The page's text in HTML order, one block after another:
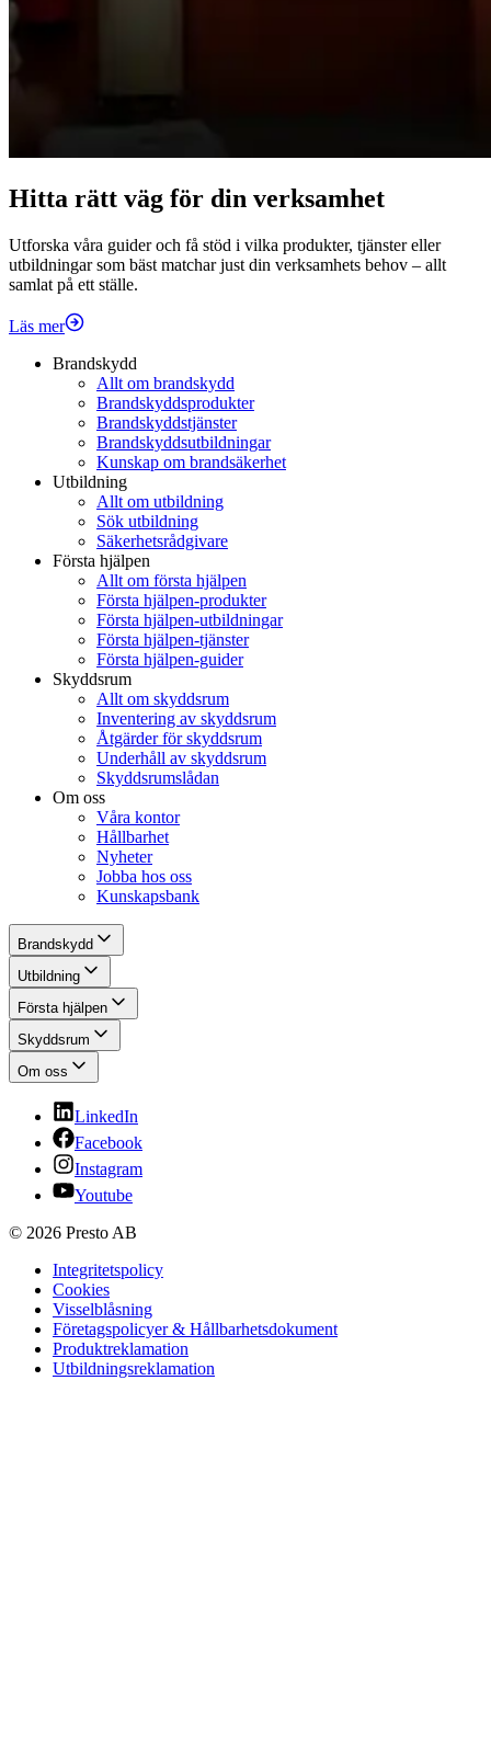
Hitta rätt väg för din verksamhet
Utforska våra guider och få stöd i vilka produkter, tjänster eller
utbildningar som bäst matchar just din verksamhets behov – allt
samlat på ett ställe.
Läs mer
Brandskydd
Allt om brandskydd
Brandskyddsprodukter
Brandskyddstjänster
Brandskyddsutbildningar
Kunskap om brandsäkerhet
Utbildning
Allt om utbildning
Sök utbildning
Säkerhetsrådgivare
Första hjälpen
Allt om första hjälpen
Första hjälpen-produkter
Första hjälpen-utbildningar
Första hjälpen-tjänster
Första hjälpen-guider
Skyddsrum
Allt om skyddsrum
Inventering av skyddsrum
Åtgärder för skyddsrum
Underhåll av skyddsrum
Skyddsrumslådan
Om oss
Våra kontor
Hållbarhet
Nyheter
Jobba hos oss
Kunskapsbank
Brandskydd
Utbildning
Första hjälpen
Skyddsrum
Om oss
LinkedIn
Facebook
Instagram
Youtube
© 2026 Presto AB
Integritetspolicy
Cookies
Visselblåsning
Företagspolicyer & Hållbarhetsdokument
Produktreklamation
Utbildningsreklamation